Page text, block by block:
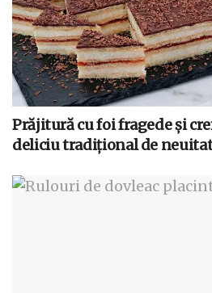
Prăjitură cu foi fragede și
deliciu tradițional de